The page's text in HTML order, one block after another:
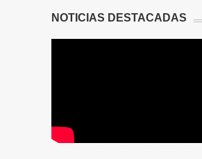
NOTICIAS DESTACADAS